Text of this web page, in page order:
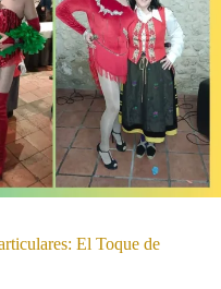
El Toque de